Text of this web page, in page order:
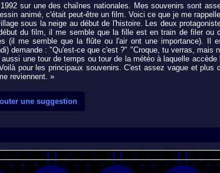
sur une des chaînes nationales. Mes souvenirs sont
animé, c'était peut-être un film. Voici ce que je me
sous la neige au début de l'histoire. Les deux
du film, il me semble que la fille est en train de filer ou
(il me semble que la flûte ou l'air ont une importance). Il
demande : "Qu'est-ce que c'est ?" "Croque, tu verras, mais
une tour de temps ou tour de la météo à laquelle accède
pour les principaux souvenirs. C'est assez vague et plus
reviennent. »
une suggestion